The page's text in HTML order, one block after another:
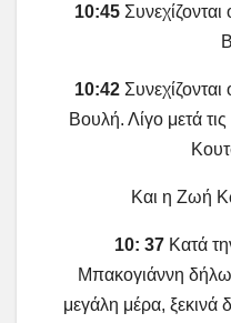
10:45
10:42
Βουλή. Λίγο μετά
Και η Ζωή
10: 37 Κατά
Μπακογιάννη
μεγάλη μέρα, ξεκινά